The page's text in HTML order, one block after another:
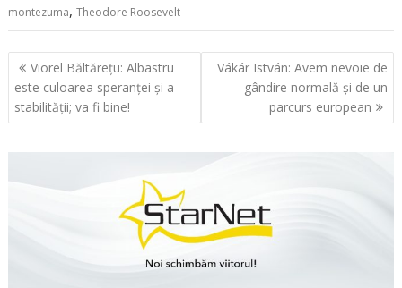
montezuma,Theodore Roosevelt
Navigare
în
articole
Viorel Băltărețu: Albastru
este culoarea speranței și a
stabilității; va fi bine!
Vákár István: Avem nevoie de
gândire normală și de un
parcurs european